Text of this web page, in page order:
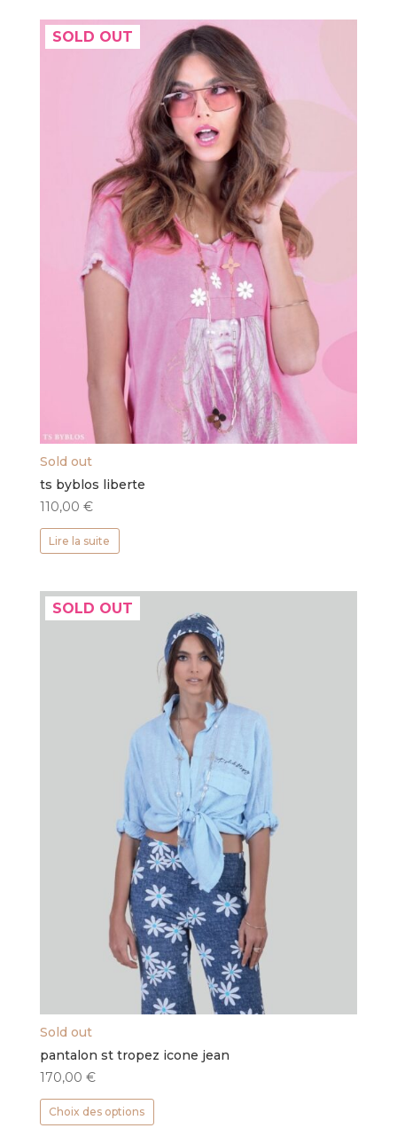
SOLD OUT
Sold out
ts byblos liberte
110,00 €
Lire la suite
SOLD OUT
Sold out
pantalon st tropez icone jean
170,00 €
Choix des options
Ce